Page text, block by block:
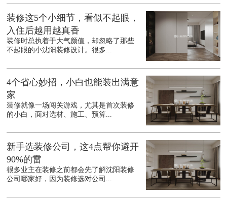
装修这5个小细节，看似不起眼，
入住后越用越真香
装修时总执着于大气颜值，却忽略了那些
不起眼的小沈阳装修设计。很多...
4个省心妙招，小白也能装出满意
家
装修就像一场闯关游戏，尤其是首次装修
的小白，面对选材、施工、预算...
新手选装修公司，这4点帮你避开
90%的雷
很多业主在装修之前都会先了解沈阳装修
公司哪家好，因为装修选对公司...